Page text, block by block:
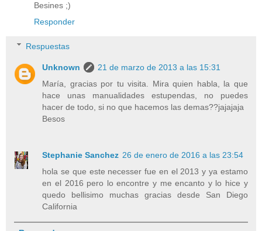
Besines ;)
Responder
Respuestas
Unknown
21 de marzo de 2013 a las 15:31
María, gracias por tu visita. Mira quien habla, la que
hace unas manualidades estupendas, no puedes
hacer de todo, si no que hacemos las demas??jajajaja
Besos
Stephanie Sanchez 26 de enero de 2016 a las 23:54
hola se que este necesser fue en el 2013 y ya estamo
en el 2016 pero lo encontre y me encanto y lo hice y
quedo bellisimo muchas gracias desde San Diego
California